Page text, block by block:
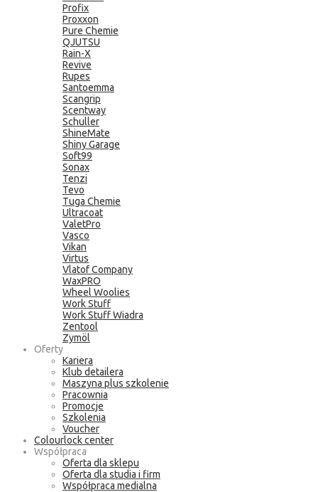
Profix
Proxxon
Pure Chemie
QJUTSU
Rain-X
Revive
Rupes
Santoemma
Scangrip
Scentway
Schuller
ShineMate
Shiny Garage
Soft99
Sonax
Tenzi
Tevo
Tuga Chemie
Ultracoat
ValetPro
Vasco
Vikan
Virtus
Vlatof Company
WaxPRO
Wheel Woolies
Work Stuff
Work Stuff Wiadra
Zentool
Zymöl
Oferty
Kariera
Klub detailera
Maszyna plus szkolenie
Pracownia
Promocje
Szkolenia
Voucher
Colourlock center
Współpraca
Oferta dla sklepu
Oferta dla studia i firm
Współpraca medialna